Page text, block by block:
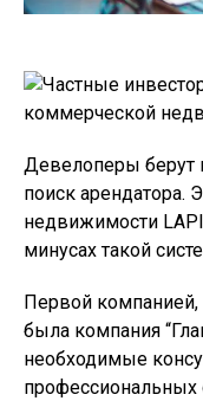
Девелоперы берут
поиск арендатора.
недвижимости
минусах такой
Первой компанией,
была компания
необходимые
профессиональных